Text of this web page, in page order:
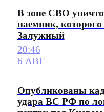
В зоне СВО
наемник,
Залужный
20:46
6 АВГ
Опубликованы
удара ВС РФ по